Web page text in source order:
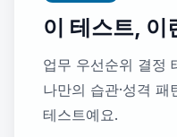
이 테스트, 이
업무 우선순위 결정
나만의 습관·성격
테스트예요.